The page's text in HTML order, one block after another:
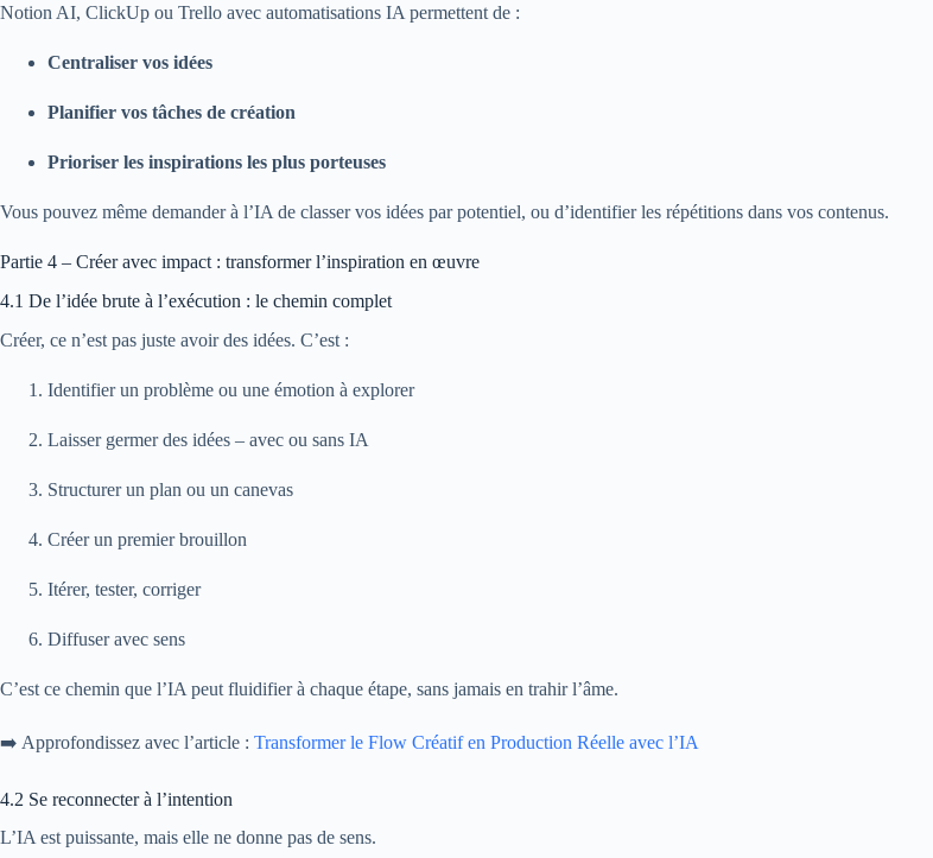
Notion AI, ClickUp ou Trello avec automatisations IA permettent de :
Centraliser vos idées
Planifier vos tâches de création
Prioriser les inspirations les plus porteuses
Vous pouvez même demander à l’IA de classer vos idées par potentiel, ou d’identifier les répétitions dans vos contenus.
Partie 4 – Créer avec impact : transformer l’inspiration en œuvre
4.1 De l’idée brute à l’exécution : le chemin complet
Créer, ce n’est pas juste avoir des idées. C’est :
Identifier un problème ou une émotion à explorer
Laisser germer des idées – avec ou sans IA
Structurer un plan ou un canevas
Créer un premier brouillon
Itérer, tester, corriger
Diffuser avec sens
C’est ce chemin que l’IA peut fluidifier à chaque étape, sans jamais en trahir l’âme.
➡️ Approfondissez avec l’article : Transformer le Flow Créatif en Production Réelle avec l’IA
4.2 Se reconnecter à l’intention
L’IA est puissante, mais elle ne donne pas de sens.